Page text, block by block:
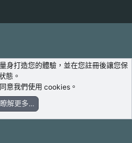
身打造您的體驗，並在您註冊後讓您保
態。
意我們使用 cookies。
瞭解更多…